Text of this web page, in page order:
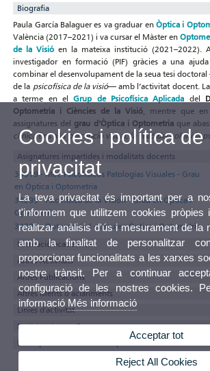
Biografia
Paula García Balaguer es va graduar en Òptica i
València (2017–2021) i va cursar el Màster en
de la Visió en la mateixa institució (2021–2022).
investigador en formació (PIF) gràcies a una ajuda
combinar el desenvolupament de la seua tesi
de la psicofísica de la visió— amb l’activitat docent.
a terme en elGrup de Psicofísica Aplicada del
Optometria i Ciències de la Visió, mentre que en
assignatures del grau d’Òptica i Optometriaque
clínicafins a lapercepció visual, la visió del color i la
Asignatures impartides i modalitats docents
34319 - Mét. Psicofísicos Patologías Visuales - Grau
en Òptica i Optometria
34295 - Psicofísica de la Visión - Grau en Òptica i
Optometria
34297 - Optometría I - Grau en Òptica i Optometria
Formació acadèmica
Altres Activitats
Altres Publicacions
Altres Mèrits o aclariments
Línies d'activitat
Participacions a Congressos
Participació en Comitès i Representacions
Cookies i política de
privacitat
La teva privacitat és important per a
t'informem que utilitzem cookies
realitzar anàlisis d'ús i mesurament de la
amb la finalitat de personalitzar
proporcionar funcionalitats a les xarxes
nostre trànsit. Per a continuar
configuració de les nostres cookies.
informació Més informació
Acceptar tot
Reject All Cookies